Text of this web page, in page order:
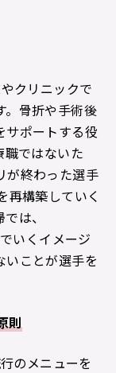
クリニックで
。骨折や手術後
サポートする役
職ではないた
が終わった選手
再構築していく
は、
いくイメージ
いことが選手を
則
のメニューを